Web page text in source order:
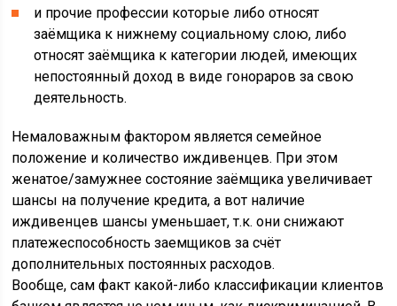
и прочие профессии которые либо относят
заёмщика к нижнему социальному слою, либо
относят заёмщика к категории людей, имеющих
непостоянный доход в виде гонораров за свою
деятельность.
Немаловажным фактором является семейное
положение и количество иждивенцев. При этом
женатое/замужнее состояние заёмщика увеличивает
шансы на получение кредита, а вот наличие
иждивенцев шансы уменьшает, т.к. они снижают
платежеспособность заемщиков за счёт
дополнительных постоянных расходов.
Вообще, сам факт какой-либо классификации клиентов